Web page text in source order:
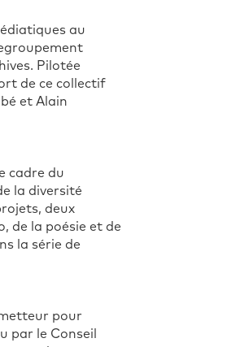
au
Pilotée
de ce collectif
et Alain
cadre du
la diversité
deux
de la poésie et de
la série de
pour
par le Conseil